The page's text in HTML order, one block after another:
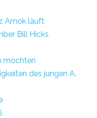
Amok läuft
Bill Hicks
möchten
des jungen A.